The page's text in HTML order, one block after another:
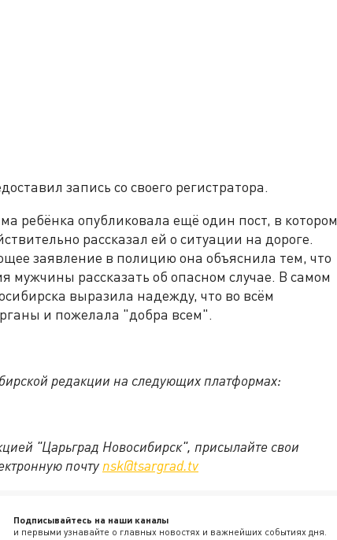
запись со своего регистратора.
ребёнка опубликовала ещё один пост, в котором
рассказал ей о ситуации на дороге.
заявление в полицию она объяснила тем, что
мужчины рассказать об опасном случае. В самом
выразила надежду, что во всём
и пожелала "добра всем".
редакции на следующих платформах:
"Царьград Новосибирск", присылайте свои
почту nsk@tsargrad.tv
Подписывайтесь на наши каналы
и первыми узнавайте о главных новостях и важнейших событиях дня.